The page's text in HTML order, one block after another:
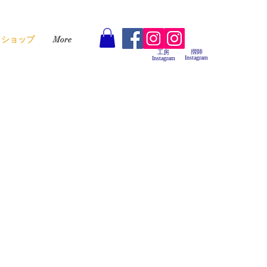
ショップ More
工房
Instagram
摺師
Instagram